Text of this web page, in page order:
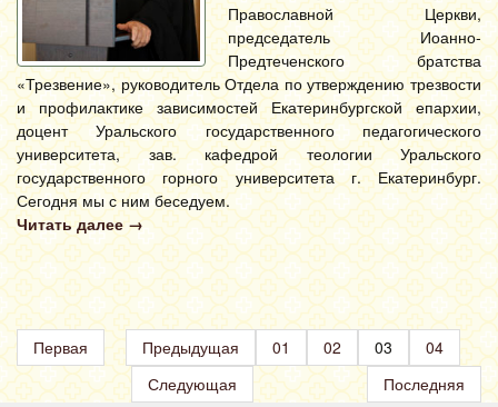
Православной Церкви,
председатель Иоанно-
Предтеченского братства
«Трезвение», руководитель Отдела по утверждению трезвости
и профилактике зависимостей Екатеринбургской епархии,
доцент Уральского государственного педагогического
университета, зав. кафедрой теологии Уральского
государственного горного университета г. Екатеринбург.
Сегодня мы с ним беседуем.
Читать далее →
Первая Предыдущая 01 02 03
04
Следующая
Последняя